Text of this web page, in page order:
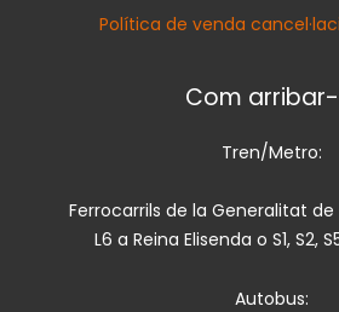
Política de venda
Com
Tren/Metro:
Ferrocarrils de la Generalitat
L6 a Reina Elisenda o S1, S2,
Autobus: